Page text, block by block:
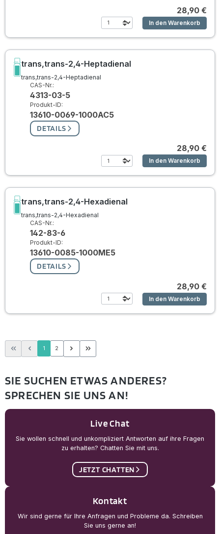
28,90 €
In den Warenkorb
trans,trans-2,4-Heptadienal
trans,trans-2,4-Heptadienal
CAS-Nr.:
4313-03-5
Produkt-ID:
13610-0069-1000AC5
DETAILS
28,90 €
In den Warenkorb
trans,trans-2,4-Hexadienal
trans,trans-2,4-Hexadienal
CAS-Nr.:
142-83-6
Produkt-ID:
13610-0085-1000ME5
DETAILS
28,90 €
In den Warenkorb
Seite
1 Seite
2
SIE SUCHEN ETWAS ANDERES?
SPRECHEN SIE UNS AN!
Live Chat
Sie wollen schnell und unkompliziert Antworten auf ihre Fragen
zu erhalten? Chatten Sie mit uns.
JETZT CHATTEN
Kontakt
Wir sind gerne für Ihre Anfragen und Probleme da. Schreiben
Sie uns gerne an!